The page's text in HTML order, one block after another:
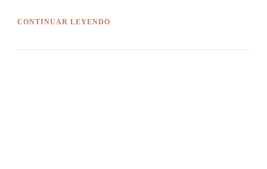
CONTINUAR LEYENDO